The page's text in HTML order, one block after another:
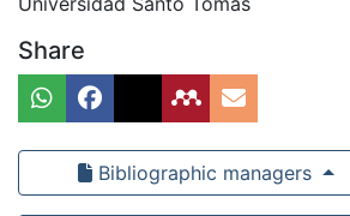
Share
Bibliographic managers